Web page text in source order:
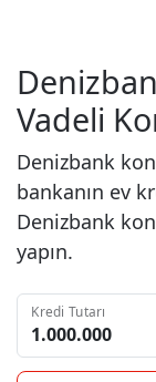
Vadeli
Denizbank
bankanın ev
Denizbank
yapın.
Kredi Tutarı